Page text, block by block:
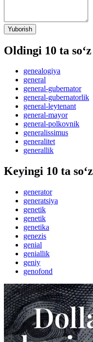
Yuborish
Oldingi 10 ta so‘z
genealogiya
general
general-gubernator
general-gubernatorlik
general-leytenant
general-mayor
general-polkovnik
generalissimus
generalitet
generallik
Keyingi 10 ta so‘z
generator
generatsiya
genetik
genetik
genetika
genezis
genial
geniallik
geniy
genofond